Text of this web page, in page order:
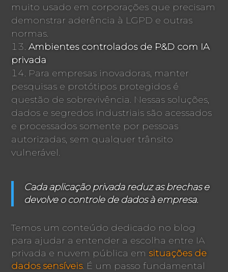
muito usado em corporações que precisam
demonstrar aderência à LGPD e outras
normas.
Ambientes controlados de P&D com IA
privada
Para empresas inovadoras, manter
pesquisas e protótipos protegidos é
questão de sobrevivência. Nessas soluções,
dados e segredos industriais são acessados
e processados somente por pessoas
autorizadas, sem qualquer trânsito
vulnerável.
Cada aplicação privada reduz as brechas e
devolve o controle de dados à empresa.
Temos um conteúdo dedicado no blog
para ajudar a entender a escolha entre IA
privada e nuvem pública em situações de
dados sensíveis. É um passo fundamental